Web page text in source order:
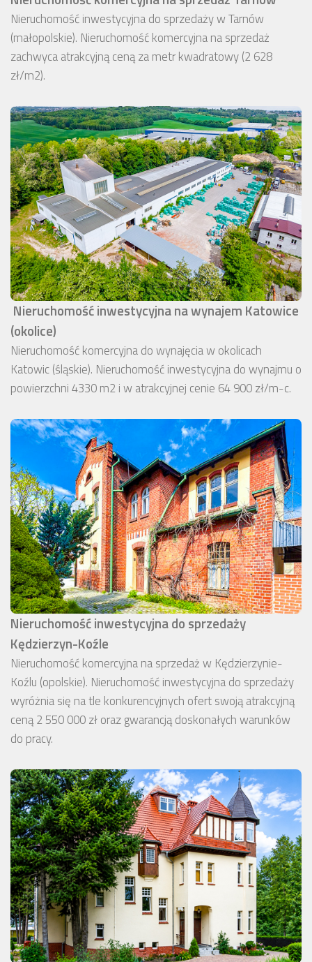
Nieruchomość inwestycyjna do sprzedaży w Tarnów
(małopolskie). Nieruchomość komercyjna na sprzedaż
zachwyca atrakcyjną ceną za metr kwadratowy (2 628
zł/m2).
Nieruchomość inwestycyjna na wynajem Katowice
(okolice)
Nieruchomość komercyjna do wynajęcia w okolicach
Katowic (śląskie). Nieruchomość inwestycyjna do wynajmu o
powierzchni 4330 m2 i w atrakcyjnej cenie 64 900 zł/m-c.
Nieruchomość inwestycyjna do sprzedaży
Kędzierzyn-Koźle
Nieruchomość komercyjna na sprzedaż w Kędzierzynie-
Koźlu (opolskie). Nieruchomość inwestycyjna do sprzedaży
wyróżnia się na tle konkurencyjnych ofert swoją atrakcyjną
ceną 2 550 000 zł oraz gwarancją doskonałych warunków
do pracy.